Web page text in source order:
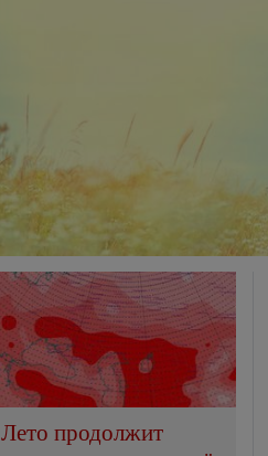
Лето продолжит